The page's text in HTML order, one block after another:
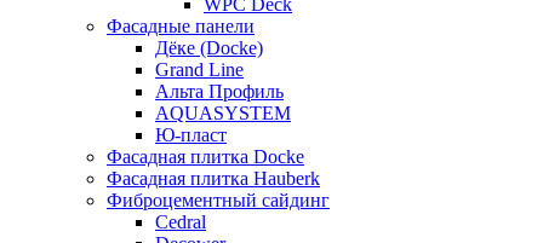
WPC Deck
Фасадные панели
Дёке (Docke)
Grand Line
Альта Профиль
AQUASYSTEM
Ю-пласт
Фасадная плитка Docke
Фасадная плитка Hauberk
Фиброцементный сайдинг
Cedral